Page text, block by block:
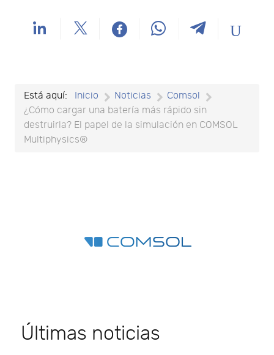
Está aquí: Inicio Noticias
Comsol
¿Cómo cargar una batería más rápido sin
destruirla? El papel de la simulación en COMSOL
Multiphysics®
Últimas noticias